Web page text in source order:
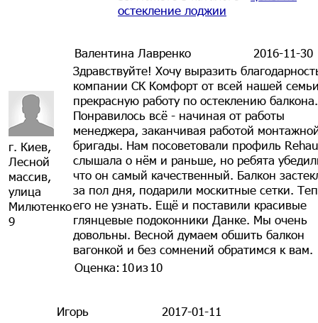
остекление лоджии
г. Киев,
Лесной
массив,
улица
Милютенко
9
Валентина Лавренко
2016-11-30
Здравствуйте! Хочу выразить
компании СК Комфорт от всей нашей
прекрасную работу по остеклению балкона.
Понравилось всё - начиная от работы
менеджера, заканчивая работой
бригады. Нам посоветовали профиль
слышала о нём и раньше, но ребята
что он самый качественный. Балкон
за пол дня, подарили москитные сетки.
его не узнать. Ещё и поставили красивые
глянцевые подоконники Данке. Мы очень
довольны. Весной думаем обшить балкон
вагонкой и без сомнений обратимся к вам.
Оценка: 10из10
Игорь
2017-01-11